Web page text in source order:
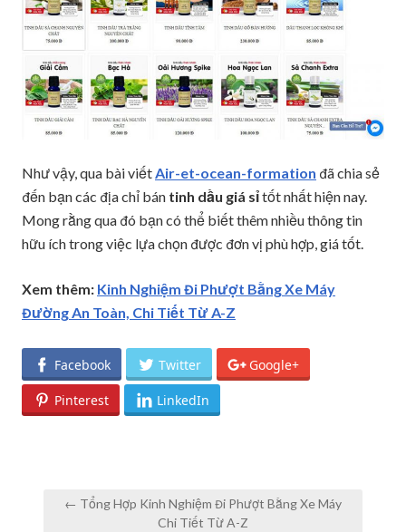
Như vậy, qua bài viếtAir-et-ocean-formation đã chia sẻ
đến bạn các địa chỉ bán tinh dầu giá sỉtốt nhất hiện nay.
Mong rằng qua đó bạn có thể biết thêm nhiều thông tin
hữu ích trong việc lựa chọn được đơn vị phù hợp, giá tốt.
Xem thêm: Kinh Nghiệm Đi Phượt Bằng Xe Máy
Đường An Toàn, Chi Tiết Từ A-Z
Facebook Twitter Google+
Pinterest LinkedIn
Post← Tổng Hợp Kinh Nghiệm Đi Phượt Bằng Xe Máy
Chi Tiết Từ A-Z